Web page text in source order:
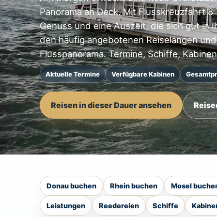
Panorama an Deck. Mit Flusskreuzfahrt
Genuss und eine Auszeit, die sich gut in
den häufig angebotenen Reiselängen
Flusspanorama. Termine, Schiffe,
Aktuelle Termine Verfügbare Kabinen
Reisen in dieser Dauer ansehen
Donau buchen Rhein buchen Mosel
Leistungen Reedereien Schiffe